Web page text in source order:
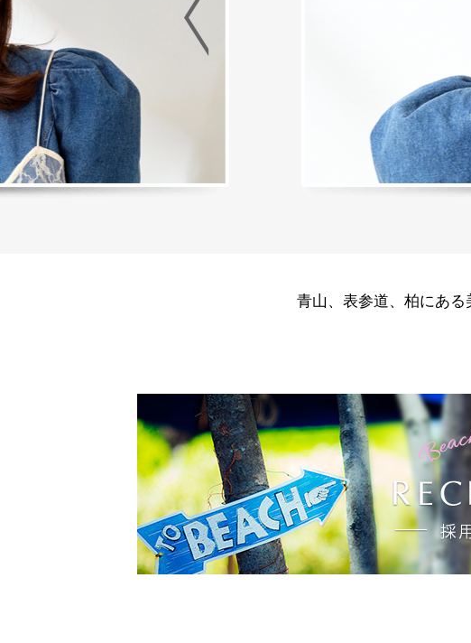
青山、表参道、柏にある